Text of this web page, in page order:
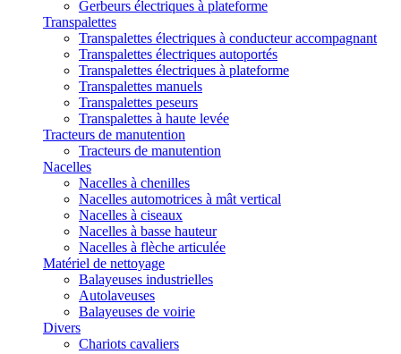
Gerbeurs électriques à plateforme
Transpalettes
Transpalettes électriques à conducteur accompagnant
Transpalettes électriques autoportés
Transpalettes électriques à plateforme
Transpalettes manuels
Transpalettes peseurs
Transpalettes à haute levée
Tracteurs de manutention
Tracteurs de manutention
Nacelles
Nacelles à chenilles
Nacelles automotrices à mât vertical
Nacelles à ciseaux
Nacelles à basse hauteur
Nacelles à flèche articulée
Matériel de nettoyage
Balayeuses industrielles
Autolaveuses
Balayeuses de voirie
Divers
Chariots cavaliers